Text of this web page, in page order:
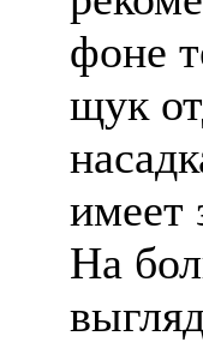
фоне
щук
имеет
На